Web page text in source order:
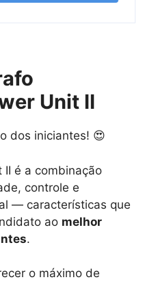
Unit II
dos iniciantes! 😍
II é a combinação
controle e
— características que
ao melhor
.
o máximo de